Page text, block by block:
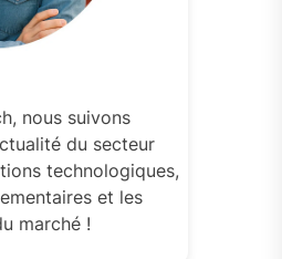
nous suivons
du secteur
technologiques,
et les
marché !